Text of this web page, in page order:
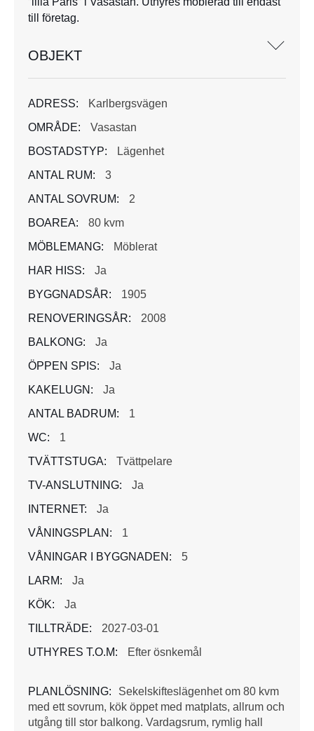
till företag.
OBJEKT
ADRESS:
Karlbergsvägen
OMRÅDE:
Vasastan
BOSTADSTYP:
Lägenhet
ANTAL RUM:
3
ANTAL SOVRUM:
2
BOAREA:
80 kvm
MÖBLEMANG:
Möblerat
HAR HISS:
Ja
BYGGNADSÅR:
1905
RENOVERINGSÅR:
2008
BALKONG:
Ja
ÖPPEN SPIS:
Ja
KAKELUGN:
Ja
ANTAL BADRUM:
1
WC:
1
TVÄTTSTUGA:
Tvättpelare
TV-ANSLUTNING:
Ja
INTERNET:
Ja
VÅNINGSPLAN:
1
VÅNINGAR I BYGGNADEN:
5
LARM:
Ja
KÖK:
Ja
TILLTRÄDE:
2027-03-01
UTHYRES T.O.M:
Efter ösnkemål
PLANLÖSNING:
Sekelskifteslägenhet om 80 kvm
med ett sovrum, kök öppet med matplats, allrum och
utgång till stor balkong. Vardagsrum, rymlig hall